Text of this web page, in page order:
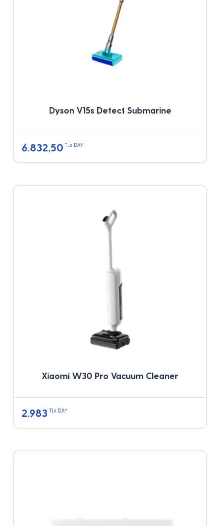
Dyson V15s Detect Submarine
6.832,50 TLx 12AY
Xiaomi W30 Pro Vacuum Cleaner
2.983 TLx 12AY